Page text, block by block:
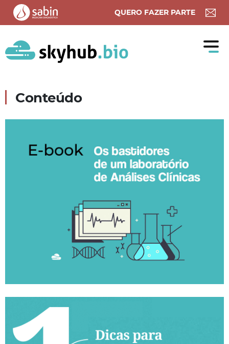
Pular para o conteúdo
QUERO FAZER PARTE
Conteúdo